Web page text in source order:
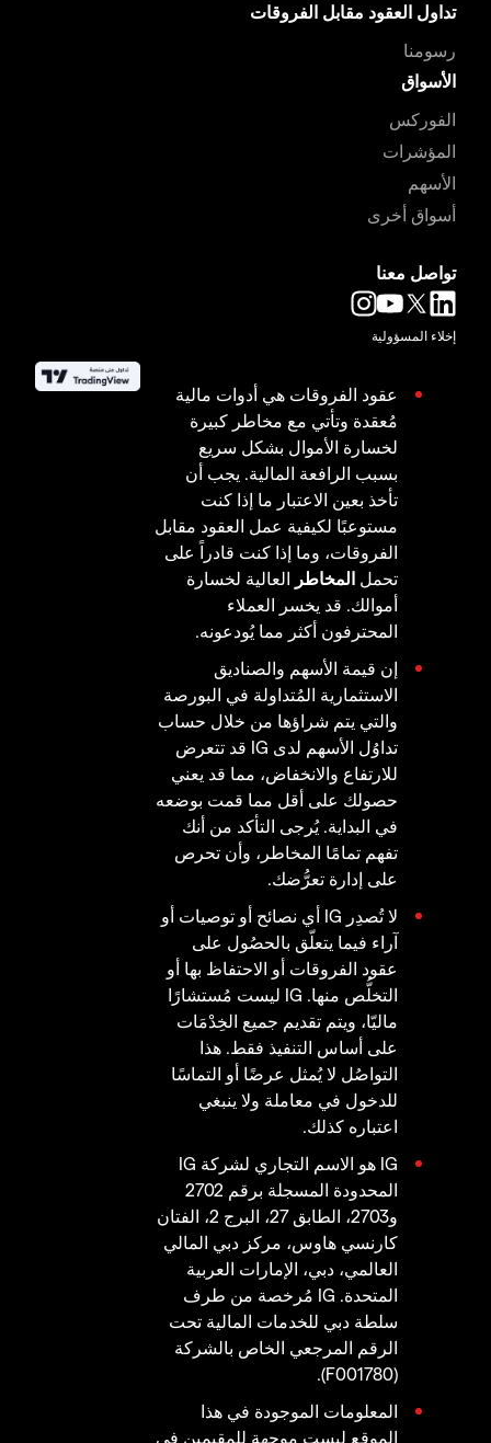
تداول العقود مقابل الفروقات
رسومنا
الأسواق
الفوركس
المؤشرات
الأسهم
أسواق أخرى
تواصل معنا
إخلاء المسؤولية
عقود الفروقات هي أدوات مالية
مُعقدة وتأتي مع مخاطر كبيرة
لخسارة الأموال بشكل سريع
بسبب الرافعة المالية. يجب أن
تأخذ بعين الاعتبار ما إذا كنت
مستوعبًا لكيفية عمل العقود مقابل
الفروقات، وما إذا كنت قادراً على
تحمل المخاطر العالية لخسارة
أموالك. قد يخسر العملاء
المحترفون أكثر مما يُودعونه.
إن قيمة الأسهم والصناديق
الاستثمارية المُتداولة في البورصة
والتي يتم شراؤها من خلال حساب
تداوُل الأسهم لدى IG قد تتعرض
للارتفاع والانخفاض، مما قد يعني
حصولك على أقل مما قمت بوضعه
في البداية. يُرجى التأكد من أنك
تفهم تمامًا المخاطر، وأن تحرص
على إدارة تعرُّضك.
لا تُصدِر IG أي نصائح أو توصيات أو
آراء فيما يتعلّق بالحصُول على
عقود الفروقات أو الاحتفاظ بها أو
التخلُّص منها. IG ليست مُستشارًا
ماليّا، ويتم تقديم جميع الخِدْمَات
على أساس التنفيذ فقط. هذا
التواصُل لا يُمثل عرضًا أو التماسًا
للدخول في معاملة ولا ينبغي
اعتباره كذلك.
IG هو الاسم التجاري لشركة IG
المحدودة المسجلة برقم 2702
و2703، الطابق 27، البرج 2، الفتان
كارنسي هاوس، مركز دبي المالي
العالمي، دبي، الإمارات العربية
المتحدة. IG مُرخصة من طرف
سلطة دبي للخدمات المالية تحت
الرقم المرجعي الخاص بالشركة
(F001780).
المعلومات الموجودة في هذا
الموقع ليست موجهة للمقيمين في